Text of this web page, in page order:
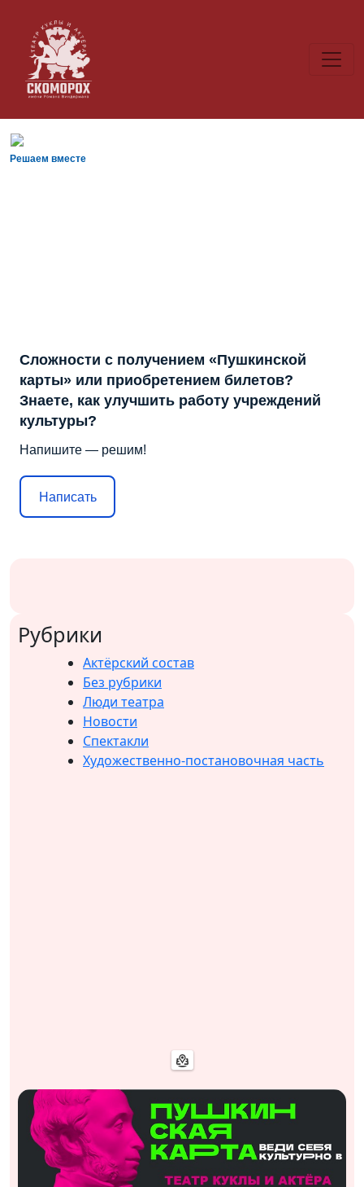
Решаем вместе
Сложности с получением «Пушкинской
карты» или приобретением билетов?
Знаете, как улучшить работу учреждений
культуры?
Напишите — решим!
Написать
Рубрики
Актёрский состав
Без рубрики
Люди театра
Новости
Спектакли
Художественно-постановочная часть